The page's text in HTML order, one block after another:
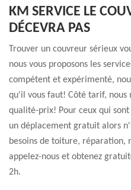
KM SERVICE LE
DÉCEVRA PAS
Trouver un couvreur sérieux
nous vous proposons les
compétent et expérimenté,
qu'il vous faut! Côté tarif,
qualité-prix! Pour ceux qui
un déplacement gratuit alors
besoins de toiture, réparation,
appelez-nous et obtenez
2h.